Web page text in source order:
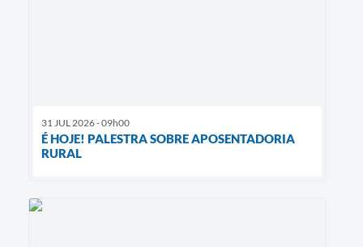
31 JUL 2026 - 09h00
É HOJE! PALESTRA SOBRE APOSENTADORIA
RURAL